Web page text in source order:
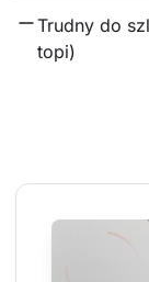
Trudny do
topi)